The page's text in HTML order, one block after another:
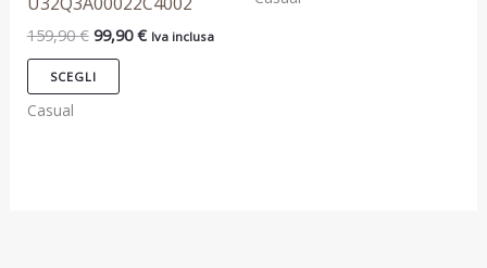
159,90€ 99,90€ Iva inclusa
SCEGLI
essere
scelte
pagina
Casual